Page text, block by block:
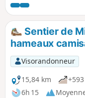
Randonnées avec
famille.
Sentier de
hameaux
Visorandonneur
15,84 km
6h 15